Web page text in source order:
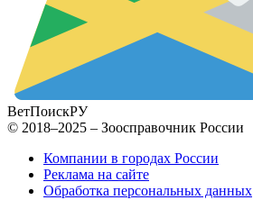
ВетПоискРУ
© 2018–2025 – Зоосправочник России
Компании в городах России
Реклама на сайте
Обработка персональных данных